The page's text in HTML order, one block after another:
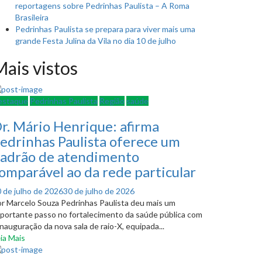
reportagens sobre Pedrinhas Paulista – A Roma
Brasileira
Pedrinhas Paulista se prepara para viver mais uma
grande Festa Julina da Vila no dia 10 de julho
vistos
Pedrinhas Paulista Região saúde
Mário Henrique: afirma
Paulista oferece um
de atendimento
ao da rede particular
de julho de 202630 de julho de 2026
Marcelo Souza Pedrinhas Paulista deu mais um
passo no fortalecimento da saúde pública com
da nova sala de raio-X, equipada...
Mais